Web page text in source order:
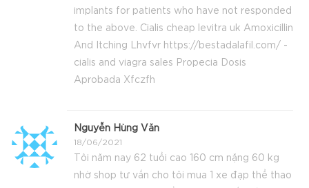
implants for patients who have not responded
to the above. Cialis cheap levitra uk Amoxicillin
And Itching Lhvfvr https://bestadalafil.com/ -
cialis and viagra sales Propecia Dosis
Aprobada Xfczfh
Nguyễn Hùng Văn
18/06/2021
Tôi năm nay 62 tuổi cao 160 cm nặng 60 kg
nhờ shop tư vấn cho tôi mua 1 xe đạp thể thao